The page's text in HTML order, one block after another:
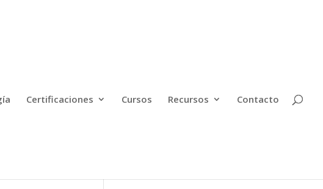
Certificaciones Cursos Recursos Contacto